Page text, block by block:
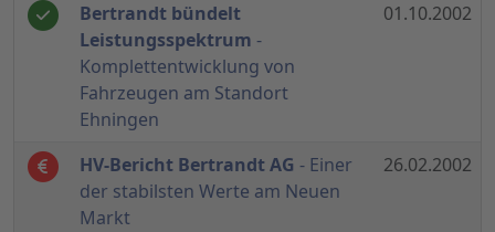
Bertrandt bündelt
Leistungsspektrum -
Komplettentwicklung von
Fahrzeugen am Standort
Ehningen
01.10.2002
HV-Bericht Bertrandt AG - Einer
der stabilsten Werte am Neuen
Markt
26.02.2002